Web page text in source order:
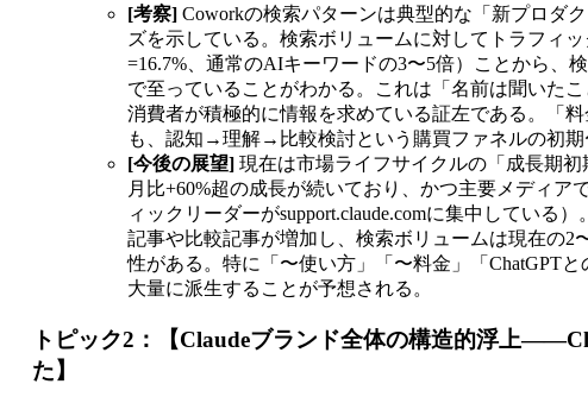
[考察] Coworkの検索パターンは典型的な「新プロダ
ズを示している。検索ボリュームに対してトラフィ
=16.7%、通常のAIキーワードの3〜5倍）ことから、
で至っていることがわかる。これは「名前は聞いた
消費者が積極的に情報を求めている証左である。「
も、認知→理解→比較検討という購買ファネルの初期
[今後の展望] 現在は市場ライフサイクルの「成長期
月比+60%超の成長が続いており、かつ主要メディア
ィックリーダーがsupport.claude.comに集中している
記事や比較記事が増加し、検索ボリュームは現在の2
性がある。特に「〜使い方」「〜料金」「ChatGPT
大量に派生することが予想される。
トピック2：【Claudeブランド全体の構造的浮上
た】